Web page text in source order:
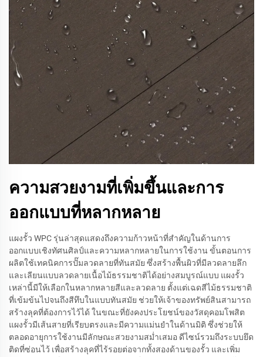
ความสวยงามที่เพิ่มขึ้นและการ
ออกแบบที่หลากหลาย
แผงรั้ว WPC รุ่นล่าสุดแสดงถึงความก้าวหน้าที่สำคัญในด้านการ
ออกแบบเชิงทัศนศิลป์และความหลากหลายในการใช้งาน ขั้นตอนการ
ผลิตใช้เทคนิคการปั๊มลวดลายที่ทันสมัย ซึ่งสร้างพื้นผิวที่มีลวดลายลึก
และเลียนแบบลวดลายเนื้อไม้ธรรมชาติได้อย่างสมบูรณ์แบบ แผงรั้ว
เหล่านี้มีให้เลือกในหลากหลายสีและลวดลาย ตั้งแต่เฉดสีไม้ธรรมชาติ
ที่เข้มข้นไปจนถึงสีทึบในแบบทันสมัย ช่วยให้เจ้าของทรัพย์สินสามารถ
สร้างลุคที่ต้องการไว้ได้ ในขณะที่ยังคงประโยชน์ของวัสดุคอมโพสิต
แผงรั้วมีเส้นสายที่เรียบตรงและมีความแม่นยำในด้านมิติ ซึ่งช่วยให้
ตลอดอายุการใช้งานมีลักษณะสวยงามสม่ำเสมอ ดีไซน์รวมถึงระบบยึด
ติดที่ซ่อนไว้ เพื่อสร้างลุคที่ไร้รอยต่อจากทั้งสองด้านของรั้ว และเพิ่ม